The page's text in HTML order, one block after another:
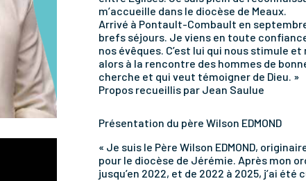
m’accueille dans le diocèse de Meaux.
Arrivé à Pontault-Combault en
brefs séjours. Je viens en toute
nos évêques. C’est lui qui nous stimule
alors à la rencontre des hommes de
cherche et qui veut témoigner de Dieu. »
Propos recueillis par Jean Saulue
Présentation du père Wilson EDMOND
« Je suis le Père Wilson EDMOND,
pour le diocèse de Jérémie. Après mon
jusqu’en 2022, et de 2022 à 2025, j’ai été